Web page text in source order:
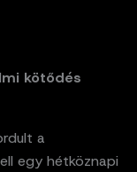
kötődés
a
egy hétköznapi